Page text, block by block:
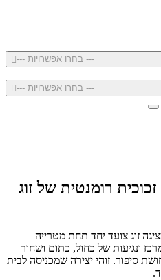
--- בחרו אפשרויות ---
--- בחרו אפשרויות ---
רומנטית של זוג
זוג צועד יחד תחת מטרייה
ונגיעות של כחול, כתום ושחור
סיפור. זוהי יצירה שמכניסה לבית